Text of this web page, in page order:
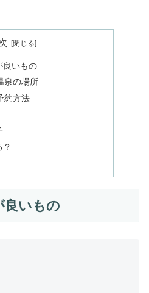
良いもの
泉の場所
約方法
？
良いもの